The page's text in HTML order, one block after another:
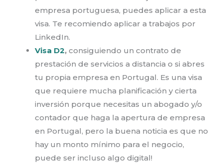
empresa portuguesa, puedes aplicar a esta
visa. Te recomiendo aplicar a trabajos por
LinkedIn.
Visa D2, consiguiendo un contrato de
prestación de servicios a distancia o si abres
tu propia empresa en Portugal. Es una visa
que requiere mucha planificación y cierta
inversión porque necesitas un abogado y/o
contador que haga la apertura de empresa
en Portugal, pero la buena noticia es que no
hay un monto mínimo para el negocio,
puede ser incluso algo digital!